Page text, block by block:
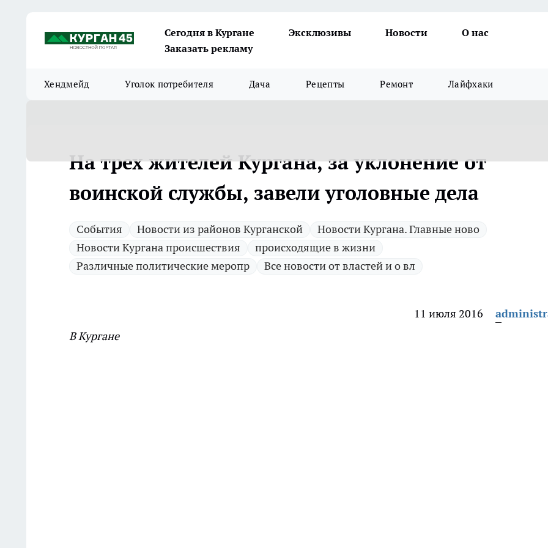
Сегодня в Кургане Эксклюзивы Новости
О нас
Заказать рекламу
Хендмейд Уголок потребителя Дача Рецепты Ремонт Лайфхаки
На трех жителей Кургана, за уклонение от
воинской службы, завели уголовные дела
Cобытия Новости из районов Курганской
Новости Кургана. Главные ново
Новости Кургана происшествия
происходящие в жизни
Различные политические меропр
Все новости от властей и о вл
11 июля 2016
В Кургане